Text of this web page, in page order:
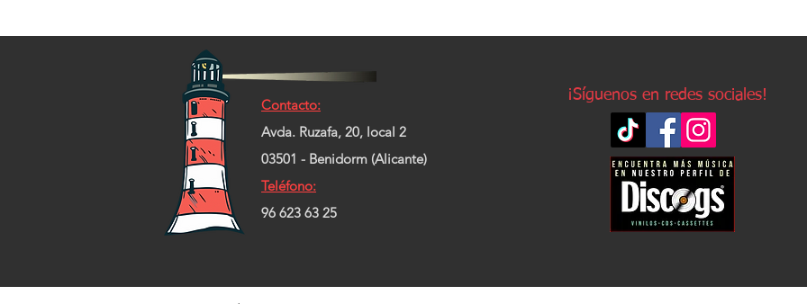
Contacto:
Avda. Ruzafa, 20, local 2
03501 - Benidorm (Alicante)
Teléfono:
96 623 63 25
¡Síguenos en redes sociales!